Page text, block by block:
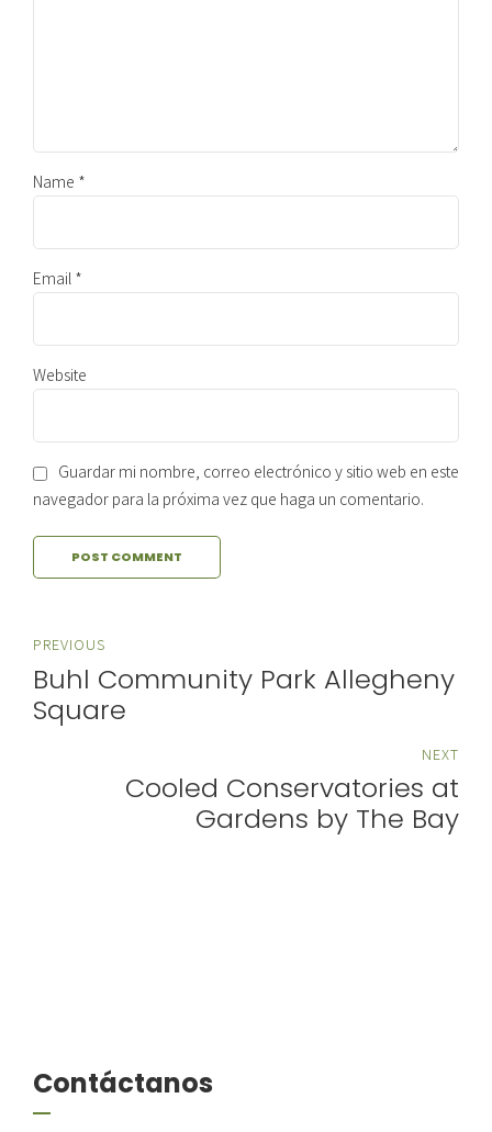
Name *
Email *
Website
Guardar mi nombre, correo electrónico y sitio web en este
navegador para la próxima vez que haga un comentario.
POST COMMENT
PREVIOUS
Buhl Community Park Allegheny
Square
NEXT
Cooled Conservatories at
Gardens by The Bay
Contáctanos